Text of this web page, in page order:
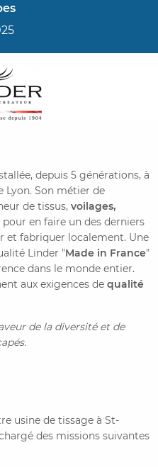
depuis 5 générations, à
Lyon. Son métier de
de tissus, voilages,
en faire un des derniers
et fabriquer localement. Une
Linder "Made in France"
dans le monde entier.
aux exigences de qualité
de la diversité et de
usine de tissage à St-
des missions suivantes